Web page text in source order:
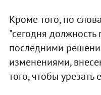
Кроме того, по
"сегодня
последними
изменениями,
того, чтобы урезать